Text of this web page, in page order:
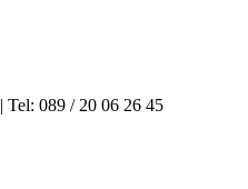
| Tel: 089 / 20 06 26 45